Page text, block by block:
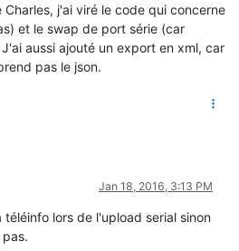
j'ai viré le code qui concerne
et le swap de port série (car
aussi ajouté un export en xml, car
pas le json.
Jan 18, 2016, 3:13 PM
lors de l'upload serial sinon